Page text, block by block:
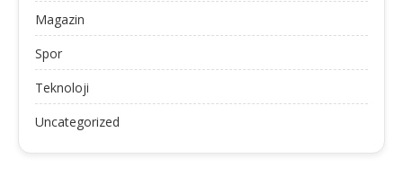
Magazin
Spor
Teknoloji
Uncategorized